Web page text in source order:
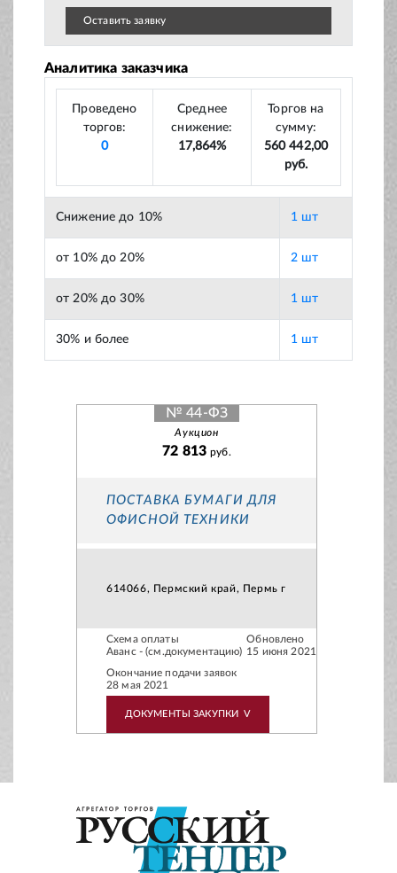
Оставить заявку
Аналитика заказчика
Проведено
торгов:
0
Среднее
снижение:
17,864%
Торгов на
сумму:
560 442,00
руб.
Снижение до 10% 1 шт
от 10% до 20% 2 шт
от 20% до 30% 1 шт
30% и более 1 шт
№ 44-ФЗ
Аукцион
72 813руб.
ПОСТАВКА БУМАГИ ДЛЯ
ОФИСНОЙ ТЕХНИКИ
614066, Пермский край, Пермь г
Схема оплаты
Аванс - (см.документацию)
Обновлено
15 июня 2021
Окончание подачи заявок
28 мая 2021
ДОКУМЕНТЫ ЗАКУПКИ V